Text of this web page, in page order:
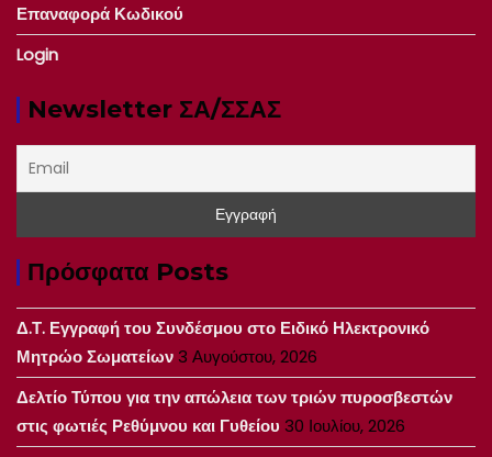
Επαναφορά Κωδικού
Login
Newsletter ΣΑ/ΣΣΑΣ
Πρόσφατα Posts
Δ.Τ. Εγγραφή του Συνδέσμου στο Ειδικό Ηλεκτρονικό
Μητρώο Σωματείων3 Αυγούστου, 2026
Δελτίο Τύπου για την απώλεια των τριών πυροσβεστών
στις φωτιές Ρεθύμνου και Γυθείου 30 Ιουλίου, 2026